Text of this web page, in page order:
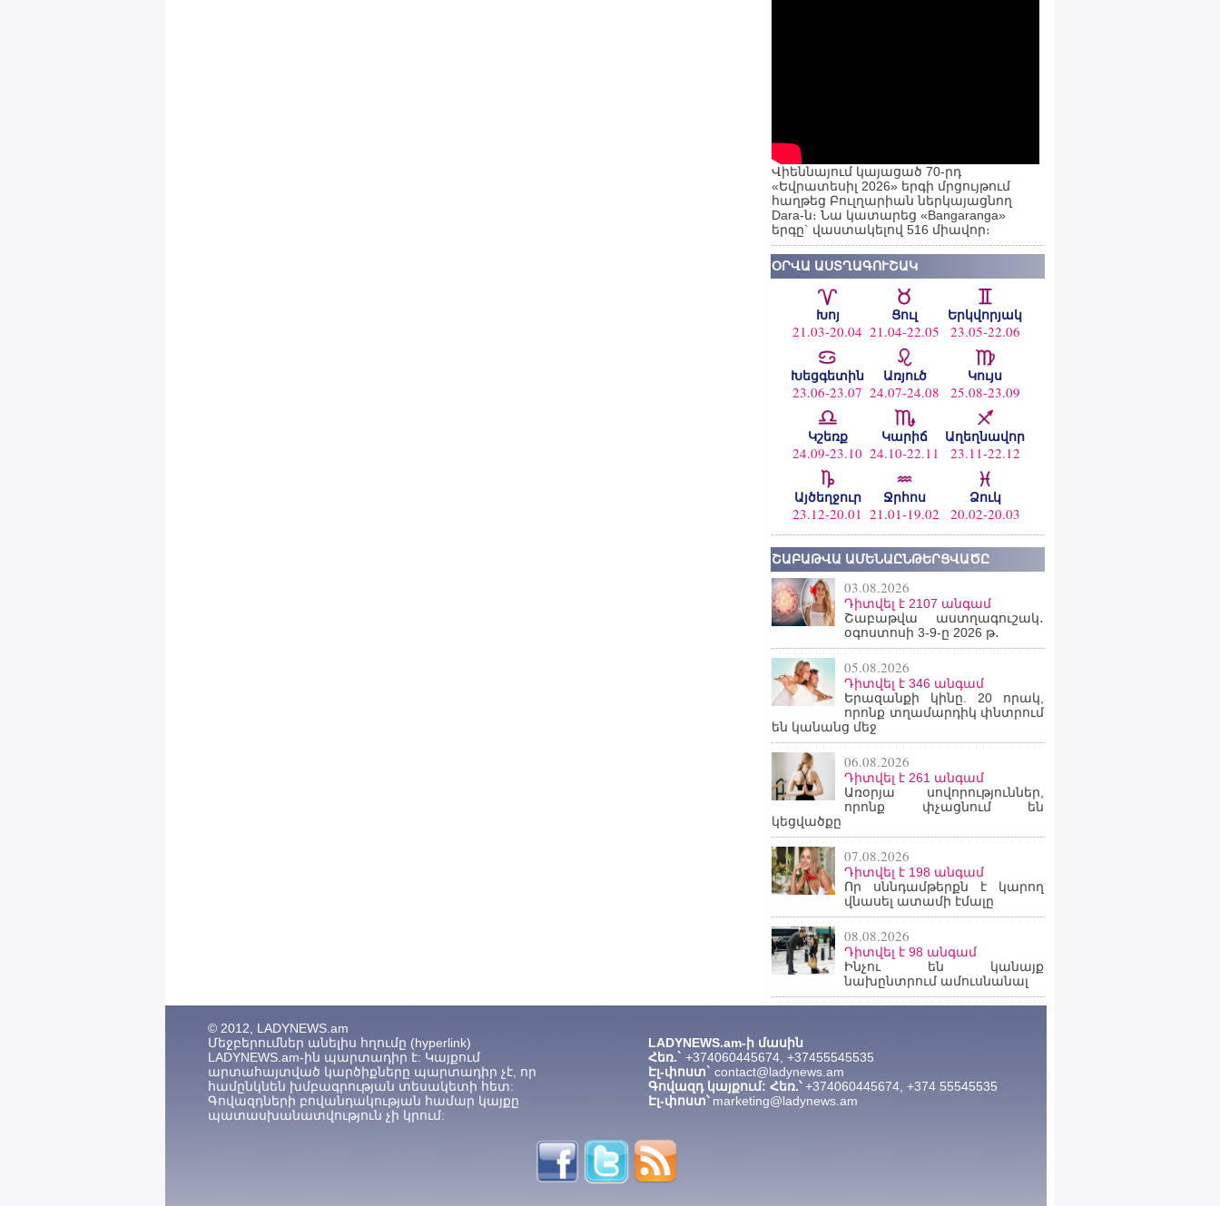
Վիեննայում կայացած 70-րդ
«Եվրատեսիլ 2026» երգի մրցույթում
հաղթեց Բուլղարիան ներկայացնող
Dara-ն։ Նա կատարեց «Bangaranga»
երգը` վաստակելով 516 միավոր։
ՕՐՎԱ ԱՍՏՂԱԳՈՒՇԱԿ
Խոյ
21.03-20.04
Ցուլ
21.04-22.05
Երկվորյակ
23.05-22.06
Խեցգետին
23.06-23.07
Առյուծ
24.07-24.08
Կույս
25.08-23.09
Կշեռք
24.09-23.10
Կարիճ
24.10-22.11
Աղեղնավոր
23.11-22.12
Այծեղջուր
23.12-20.01
Ջրհոս
21.01-19.02
Ձուկ
20.02-20.03
ՇԱԲԱԹՎԱ ԱՄԵՆԱԸՆԹԵՐՑՎԱԾԸ
03.08.2026
Դիտվել է 2107 անգամ
Շաբաթվա աստղագուշակ․
օգոստոսի 3-9-ը 2026 թ․
05.08.2026
Դիտվել է 346 անգամ
Երազանքի կինը. 20 որակ,
որոնք տղամարդիկ փնտրում
են կանանց մեջ
06.08.2026
Դիտվել է 261 անգամ
Առօրյա սովորություններ,
որոնք փչացնում են
կեցվածքը
07.08.2026
Դիտվել է 198 անգամ
Որ սննդամթերքն է կարող
վնասել ատամի էմալը
08.08.2026
Դիտվել է 98 անգամ
Ինչու են կանայք
նախընտրում ամուսնանալ
© 2012, LADYNEWS.am
Մեջբերումներ անելիս հղումը (hyperlink)
LADYNEWS.am-ին պարտադիր է: Կայքում
արտահայտված կարծիքները պարտադիր չէ, որ
համընկնեն խմբագրության տեսակետի հետ:
Գովազդների բովանդակության համար կայքը
պատասխանատվություն չի կրում:
LADYNEWS.am-ի մասին
Հեռ.` +374060445674, +37455545535
Էլ-փոստ` contact@ladynews.am
Գովազդ կայքում: Հեռ.՝+374060445674, +374 55545535
Էլ-փոստ՝ marketing@ladynews.am